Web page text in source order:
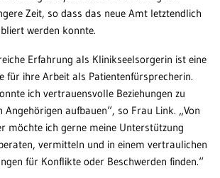
Zeit, so dass das neue Amt letztendlich
werden konnte.
Erfahrung als Klinikseelsorgerin ist eine
für ihre Arbeit als Patientenfürsprecherin.
ich vertrauensvolle Beziehungen zu
Angehörigen aufbauen“, so Frau Link. „Von
möchte ich gerne meine Unterstützung
vermitteln und in einem vertraulichen
für Konflikte oder Beschwerden finden.“